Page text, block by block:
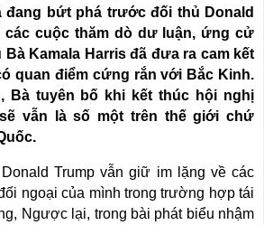
bứt phá trước đối thủ Donald
các cuộc thăm dò dư luận, ứng cử
Kamala Harris đã đưa ra cam kết
quan điểm cứng rắn với Bắc Kinh.
Bà tuyên bố khi kết thúc hội nghị
vẫn là số một trên thế giới chứ
Trump vẫn giữ im lặng về các
ngoại của mình trong trường hợp tái
Ngược lại, trong bài phát biểu nhậm